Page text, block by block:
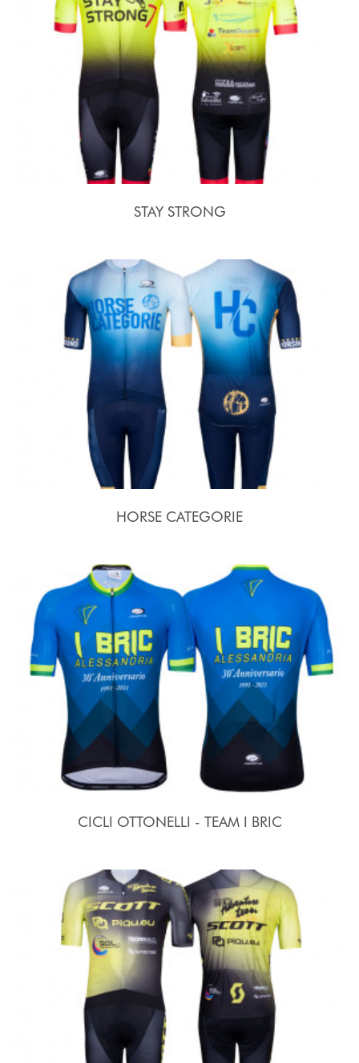
STAY STRONG
HORSE CATEGORIE
CICLI OTTONELLI - TEAM I BRIC